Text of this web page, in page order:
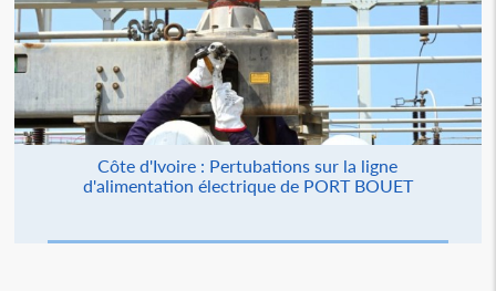
Côte d'Ivoire : Pertubations sur la ligne
d'alimentation électrique de PORT BOUET